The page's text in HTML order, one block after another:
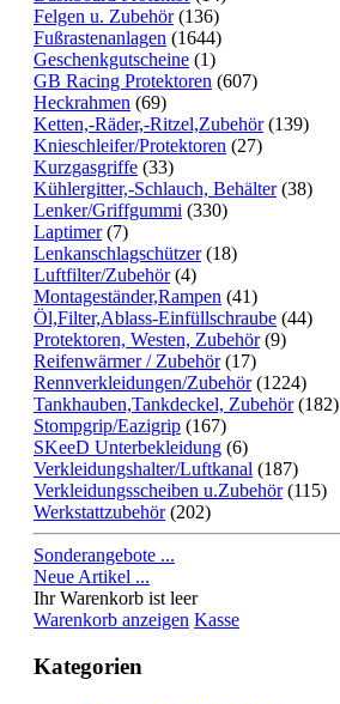
Felgen u. Zubehör(136)
Fußrastenanlagen (1644)
Geschenkgutscheine (1)
GB Racing Protektoren (607)
Heckrahmen (69)
Ketten,-Räder,-Ritzel,Zubehör(139)
Knieschleifer/Protektoren (27)
Kurzgasgriffe (33)
Kühlergitter,-Schlauch, Behälter(38)
Lenker/Griffgummi (330)
Laptimer(7)
Lenkanschlagschützer(18)
Luftfilter/Zubehör(4)
Montageständer,Rampen (41)
Öl,Filter,Ablass-Einfüllschraube (44)
Protektoren, Westen, Zubehör(9)
Reifenwärmer / Zubehör(17)
Rennverkleidungen/Zubehör(1224)
Tankhauben,Tankdeckel, Zubehör(182)
Stompgrip/Eazigrip (167)
SKeeD Unterbekleidung (6)
Verkleidungshalter/Luftkanal (187)
Verkleidungsscheiben u.Zubehör(115)
Werkstattzubehör(202)
Sonderangebote ...
Neue Artikel ...
Ihr Warenkorb ist leer
Warenkorb anzeigen Kasse
Kategorien